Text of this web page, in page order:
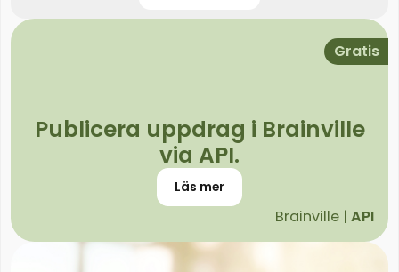
Gratis
Publicera uppdrag i Brainville
via API.
Läs mer
Brainville |API